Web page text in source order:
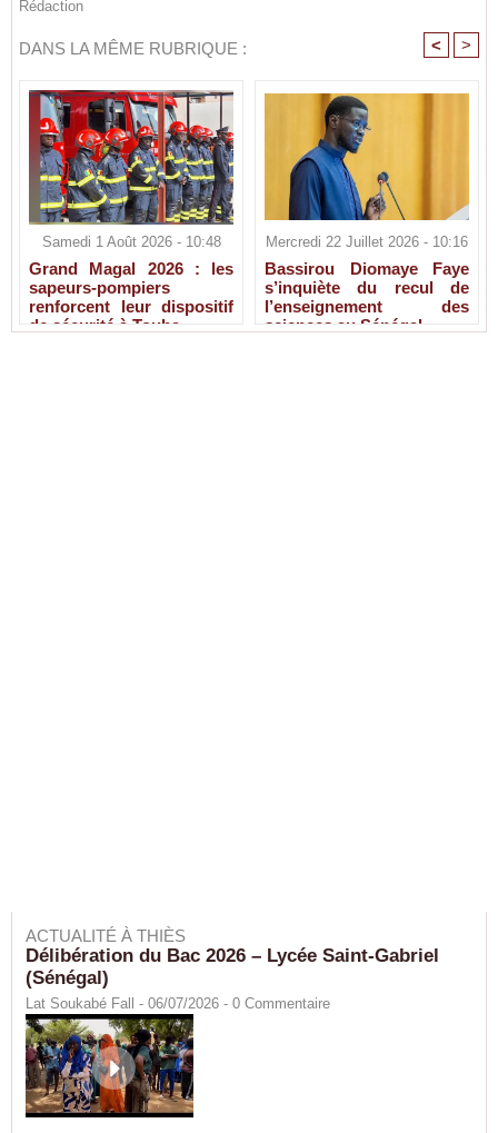
Rédaction
DANS LA MÊME RUBRIQUE : < >
Samedi 1 Août 2026 - 10:48
Grand Magal 2026 : les
sapeurs-pompiers
renforcent leur dispositif
de sécurité à Touba
Mercredi 22 Juillet 2026 - 10:16
Bassirou Diomaye Faye
s’inquiète du recul de
l’enseignement des
sciences au Sénégal
ACTUALITÉ À THIÈS
Délibération du Bac 2026 – Lycée Saint-Gabriel
(Sénégal)
Lat Soukabé Fall - 06/07/2026 - 0 Commentaire